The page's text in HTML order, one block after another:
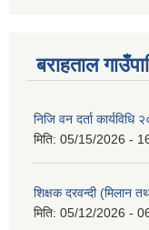
बराहताल
निजि वन दर्ता कार्यविधि
मिति: 05/15/2026 -
शिक्षक दरवन्दी (मिलान
मिति: 05/12/2026 -